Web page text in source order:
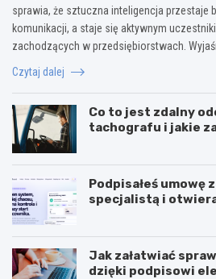
sprawia, że sztuczna inteligencja przestaje
komunikacji, a staje się aktywnym
zachodzących w przedsiębiorstwach.
Czytaj dalej
Co to jest zdalny
tachografu i jakie
Podpisałeś umowę
specjalistą i
Jak załatwiać
dzięki podpisowi